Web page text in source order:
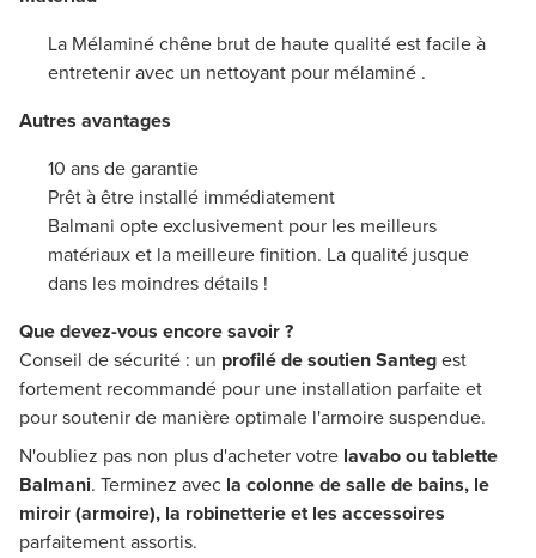
La Mélaminé chêne brut de haute qualité est facile à
entretenir avec un nettoyant pour mélaminé .
Autres avantages
10 ans de garantie
Prêt à être installé immédiatement
Balmani opte exclusivement pour les meilleurs
matériaux et la meilleure finition. La qualité jusque
dans les moindres détails !
Que devez-vous encore savoir ?
Conseil de sécurité : un profilé de soutien Santegest
fortement recommandé pour une installation parfaite et
pour soutenir de manière optimale l'armoire suspendue.
N'oubliez pas non plus d'acheter votre lavabo ou tablette
Balmani. Terminez avec la colonne de salle de bains, le
miroir (armoire), la robinetterie et les accessoires
parfaitement assortis.